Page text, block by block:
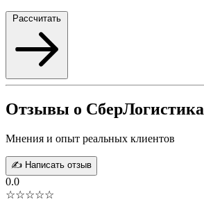
Рассчитать
Отзывы о СберЛогистика
Мнения и опыт реальных клиентов
✍️ Написать отзыв
0.0
☆☆☆☆☆